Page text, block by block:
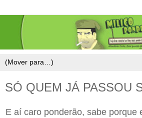
SÓ QUEM JÁ PASSOU
E aí caro ponderão, sabe porque